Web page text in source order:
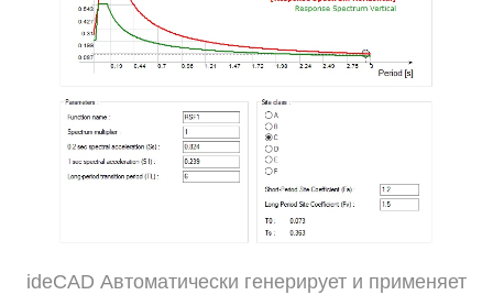
ideCAD Автоматически генерирует и применяет